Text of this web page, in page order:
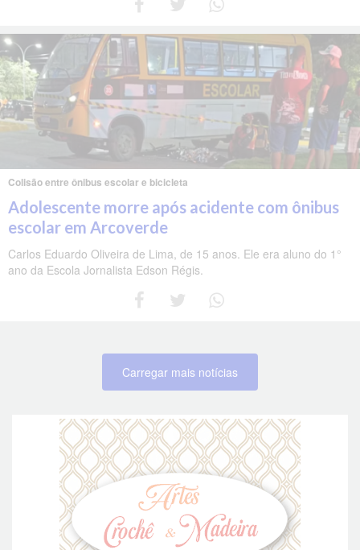
Colisão entre ônibus escolar e bicicleta
Adolescente morre após acidente com ônibus
escolar em Arcoverde
Carlos Eduardo Oliveira de Lima, de 15 anos. Ele era aluno do 1°
ano da Escola Jornalista Edson Régis.
Carregar mais notícias